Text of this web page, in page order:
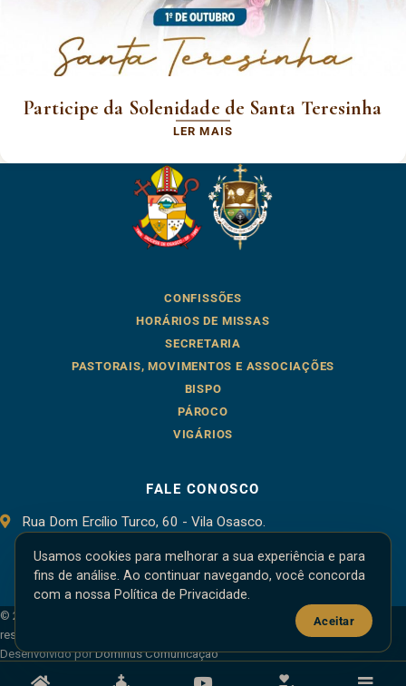
Participe da Solenidade de Santa Teresinha
LER MAIS
CONFISSÕES
HORÁRIOS DE MISSAS
SECRETARIA
PASTORAIS, MOVIMENTOS E ASSOCIAÇÕES
BISPO
PÁROCO
VIGÁRIOS
FALE CONOSCO
Rua Dom Ercílio Turco, 60 - Vila Osasco.
© 2026 — Catedral de Santo Antônio, Osasco, SP · Todos os direitos
reservados
Desenvolvido porDominus Comunicação
Usamos cookies para melhorar a sua experiência e para
fins de análise. Ao continuar navegando, você concorda
com a nossa Política de Privacidade.
Aceitar